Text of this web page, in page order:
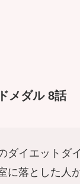
メダル 8話
ダイエットダ
に落とした人